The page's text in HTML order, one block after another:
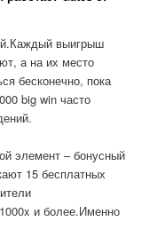
выигрыш
а на их место
бесконечно, пока
big win часто
элемент – бонусный
15 бесплатных
и более.Именно